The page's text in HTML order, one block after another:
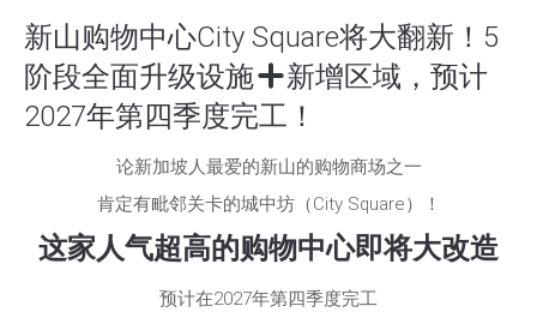
新山购物中心City Square将大翻新！5
阶段全面升级设施
新增区域，预计
2027年第四季度完工！
论新加坡人最爱的新山的购物商场之一
肯定有毗邻关卡的城中坊（City Square）！
这家人气超高的购物中心即将大改造
预计在2027年第四季度完工